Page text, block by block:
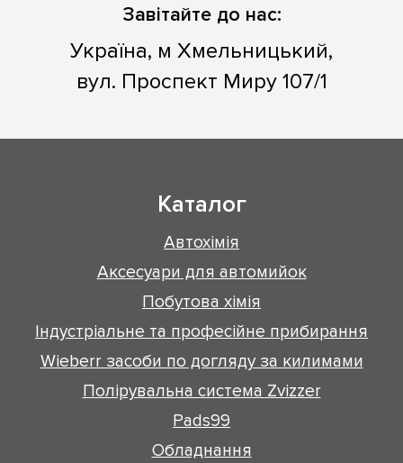
Завітайте до нас:
Україна, м Хмельницький,
вул. Проспект Миру 107/1
Каталог
Автохімія
Аксесуари для автомийок
Побутова хімія
Індустріальне та професійне прибирання
Wieberr засоби по догляду за килимами
Полірувальна система Zvizzer
Pads99
Обладнання